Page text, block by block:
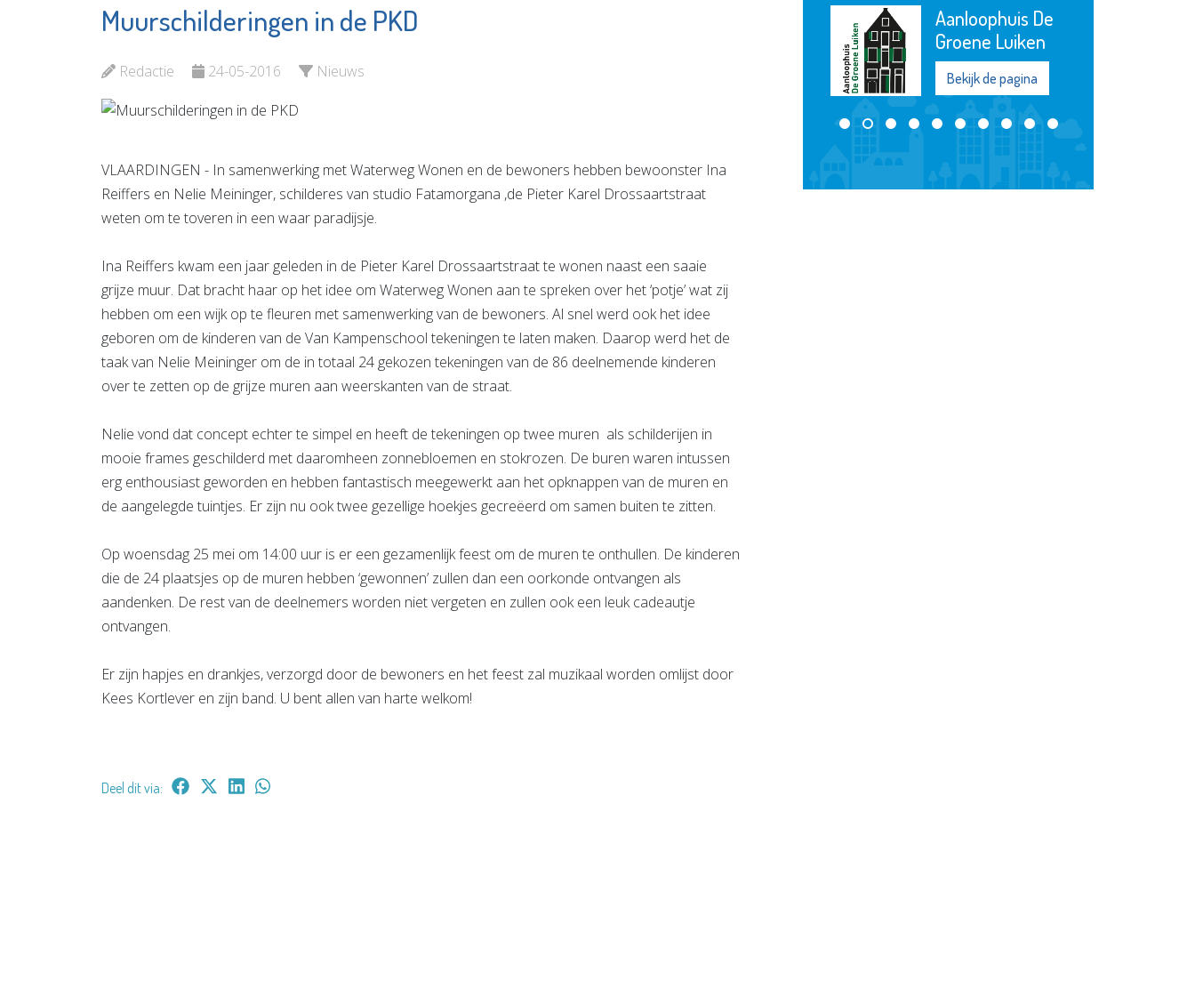
Muurschilderingen in de PKD
Redactie 24-05-2016 Nieuws
VLAARDINGEN - In samenwerking met Waterweg Wonen en de bewoners hebben bewoonster Ina
Reiffers en Nelie Meininger, schilderes van studio Fatamorgana ,de Pieter Karel Drossaartstraat
weten om te toveren in een waar paradijsje.
Ina Reiffers kwam een jaar geleden in de Pieter Karel Drossaartstraat te wonen naast een saaie
grijze muur. Dat bracht haar op het idee om Waterweg Wonen aan te spreken over het ‘potje’ wat zij
hebben om een wijk op te fleuren met samenwerking van de bewoners. Al snel werd ook het idee
geboren om de kinderen van de Van Kampenschool tekeningen te laten maken. Daarop werd het de
taak van Nelie Meininger om de in totaal 24 gekozen tekeningen van de 86 deelnemende kinderen
over te zetten op de grijze muren aan weerskanten van de straat.
Nelie vond dat concept echter te simpel en heeft de tekeningen op twee muren als schilderijen in
mooie frames geschilderd met daaromheen zonnebloemen en stokrozen. De buren waren intussen
erg enthousiast geworden en hebben fantastisch meegewerkt aan het opknappen van de muren en
de aangelegde tuintjes. Er zijn nu ook twee gezellige hoekjes gecreëerd om samen buiten te zitten.
Op woensdag 25 mei om 14:00 uur is er een gezamenlijk feest om de muren te onthullen. De kinderen
die de 24 plaatsjes op de muren hebben ‘gewonnen’ zullen dan een oorkonde ontvangen als
aandenken. De rest van de deelnemers worden niet vergeten en zullen ook een leuk cadeautje
ontvangen.
Er zijn hapjes en drankjes, verzorgd door de bewoners en het feest zal muzikaal worden omlijst door
Kees Kortlever en zijn band. U bent allen van harte welkom!
Deel dit via:
Makelaardij Thuis
Bekijk de pagina
Vlaardingse
Vulcaan
Aanloophuis De
Groene Luiken
Bekijk de pagina